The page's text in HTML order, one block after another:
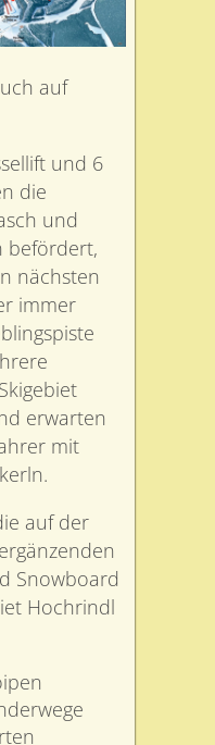
auf
und 6
die
und
befördert,
nächsten
immer
erwarten
mit
auf der
Snowboard
Hochrindl